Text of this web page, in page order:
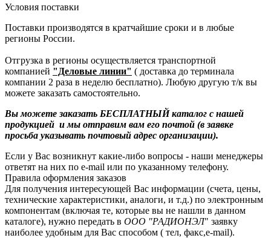
Условия поставки
Поставки производятся в кратчайшие сроки и в любые
регионы России.
Отгрузка в регионы осуществляется транспортной
компанией "Деловые линии" ( доставка до терминала
компании 2 раза в неделю бесплатно). Любую другую т/к вы
можете заказать самостоятельно.
Вы можете заказать БЕСПЛАТНЫЙ каталог с нашей
продукцией и мы отправим вам его почтой (в заявке
просьба указывать почтовый адрес организации).
Если у Вас возникнут какие-либо вопросы - наши менеджеры
ответят на них по e-mail или по указанному телефону.
Правила оформления заказов
Для получения интересующей Вас информации (счета, цены,
технические характеристики, аналоги, и т.д.) по электронным
компонентам (включая те, которые вы не нашли в данном
каталоге), нужно передать в ООО "РАДИОНЭЛ" заявку
наиболее удобным для Вас способом ( тел, факс,e-mail).